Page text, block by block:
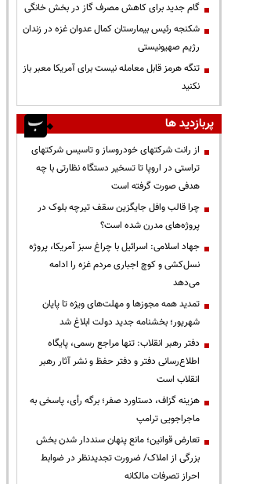
گام جدید برای کاهش مصرف گاز در بخش خانگی
شکنجه رئیس بیمارستان کمال عدوان غزه در زندان
رژیم صهیونیستی
تنگه هرمز قابل معامله نیست برای آمریکا معبر باز
نکنید
پربازدید ها
از رانت‌ شرکتهای خودروساز و تاسیس شرکتهای
تراستی در اروپا تا تسخیر دستگاه نظارتی با چه
هدفی صورت گرفته است
چرا قالب وافل جایگزین سقف تیرچه بلوک در
پروژه‌های مدرن شده است؟
جهاد اسلامی: اسرائیل با چراغ سبز آمریکا، پروژه
نسل‌کشی و کوچ اجباری مردم غزه را ادامه
می‌دهد
تمدید همه مجوزها و مهلت‌های ویژه تا پایان
شهریور؛ بخشنامه جدید دولت ابلاغ شد
دفتر رهبر انقلاب: تنها مراجع رسمی، پایگاه
اطلاع‌رسانی دفتر و دفتر حفظ و نشر آثار رهبر
انقلاب است
هزینه گزاف، دستاورد صفر؛ برگه رأی، پاسخی به
ماجراجویی ترامپ
تعارض قوانین؛ مانع پنهان سنددار شدن بخش
بزرگی از املاک/ ضرورت تجدیدنظر در ضوابط
احراز تصرفات مالکانه